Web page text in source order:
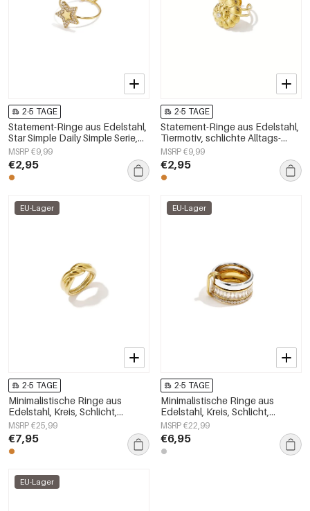
2-5 TAGE
Statement-Ringe aus Edelstahl,
Star Simple Daily Simple Serie,
Damenschmuck
MSRP €9,99
€2,95
2-5 TAGE
Statement-Ringe aus Edelstahl,
Tiermotiv, schlichte Alltags-
Serie, Damenschmuck
MSRP €9,99
€2,95
EU-Lager
2-5 TAGE
Minimalistische Ringe aus
Edelstahl, Kreis, Schlicht,
Alltagsschmuck,
Damenschmuck
MSRP €25,99
€7,95
EU-Lager
2-5 TAGE
Minimalistische Ringe aus
Edelstahl, Kreis, Schlicht,
Alltagsschmuck,
Damenschmuck
MSRP €22,99
€6,95
EU-Lager